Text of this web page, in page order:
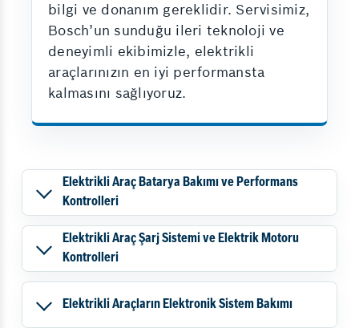
bilgi ve donanım gereklidir. Servisimiz,
Bosch’un sunduğu ileri teknoloji ve
deneyimli ekibimizle, elektrikli
araçlarınızın en iyi performansta
kalmasını sağlıyoruz.
Elektrikli Araç Batarya Bakımı ve Performans
Kontrolleri
Elektrikli Araç Şarj Sistemi ve Elektrik Motoru
Kontrolleri
Elektrikli Araçların Elektronik Sistem Bakımı